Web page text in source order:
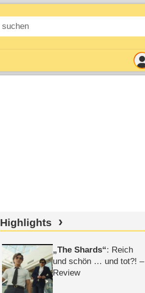
Highlights
The Shards : Reich
und schön … und tot?! –
Review